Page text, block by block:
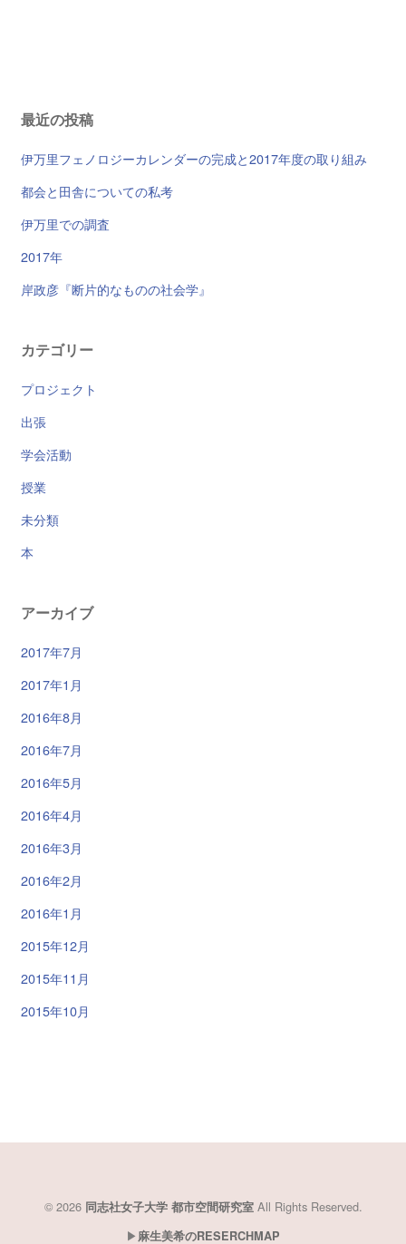
最近の投稿
伊万里フェノロジーカレンダーの完成と2017年度の取り組み
都会と田舎についての私考
伊万里での調査
2017年
岸政彦『断片的なものの社会学』
カテゴリー
プロジェクト
出張
学会活動
授業
未分類
本
アーカイブ
2017年7月
2017年1月
2016年8月
2016年7月
2016年5月
2016年4月
2016年3月
2016年2月
2016年1月
2015年12月
2015年11月
2015年10月
© 2026 同志社女子大学 都市空間研究室All Rights Reserved.
▶︎ 麻生美希のRESERCHMAP